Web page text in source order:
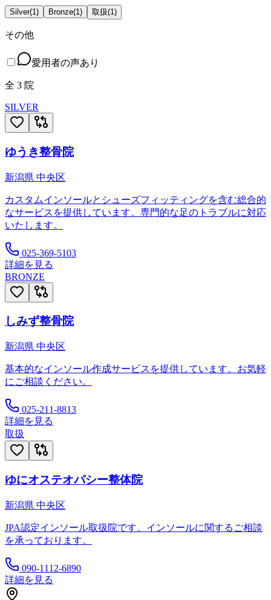
Silver(1) Bronze(1) 取扱(1)
その他
愛用者の声あり
全 3 院
SILVER
ゆうき整骨院
新潟県 中央区
カスタムインソールとシューズフィッティングを含む総合的
なサービスを提供しています。専門的な足のトラブルに対応
いたします。
025-369-5103
詳細を見る
BRONZE
しみず整骨院
新潟県 中央区
基本的なインソール作成サービスを提供しています。お気軽
にご相談ください。
025-211-8813
詳細を見る
取扱
ゆにオステオパシー整体院
新潟県 中央区
JPA認定インソール取扱院です。インソールに関するご相談
を承っております。
090-1112-6890
詳細を見る